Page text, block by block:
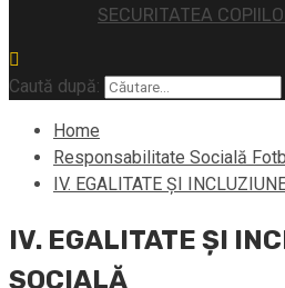
SECURITATEA
Caută după:
Home
Responsabilitate Socială
IV. EGALITATE ȘI
IV. EGALITATE ȘI
SOCIALĂ